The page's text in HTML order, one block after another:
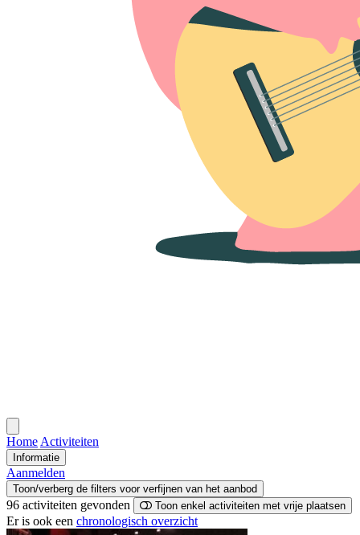
menu
Home Activiteiten
Informatie
Aanmelden
Toon/verberg de filters voor verfijnen van het aanbod
96 activiteiten gevonden Toon enkel activiteiten met vrije plaatsen
Er is ook een chronologisch overzicht